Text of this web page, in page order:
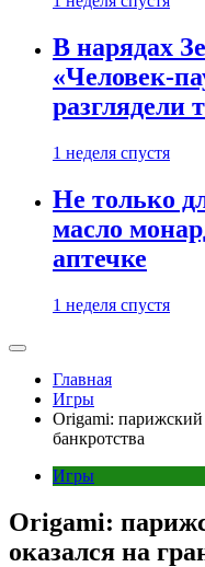
В нарядах
«Человек-
разглядели
1 неделя спустя
Не только
масло
аптечке
1 неделя спустя
Главная
Игры
Origami: парижский
банкротства
Игры
Origami:
оказался на